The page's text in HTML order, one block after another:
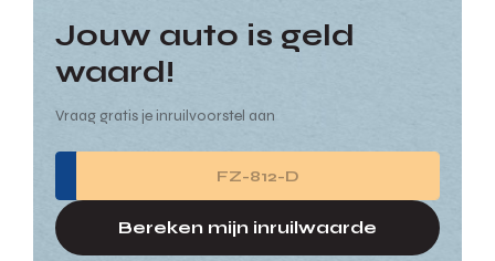
Jouw auto is geld
waard!
Vraag gratis je inruilvoorstel aan
Bereken mijn inruilwaarde